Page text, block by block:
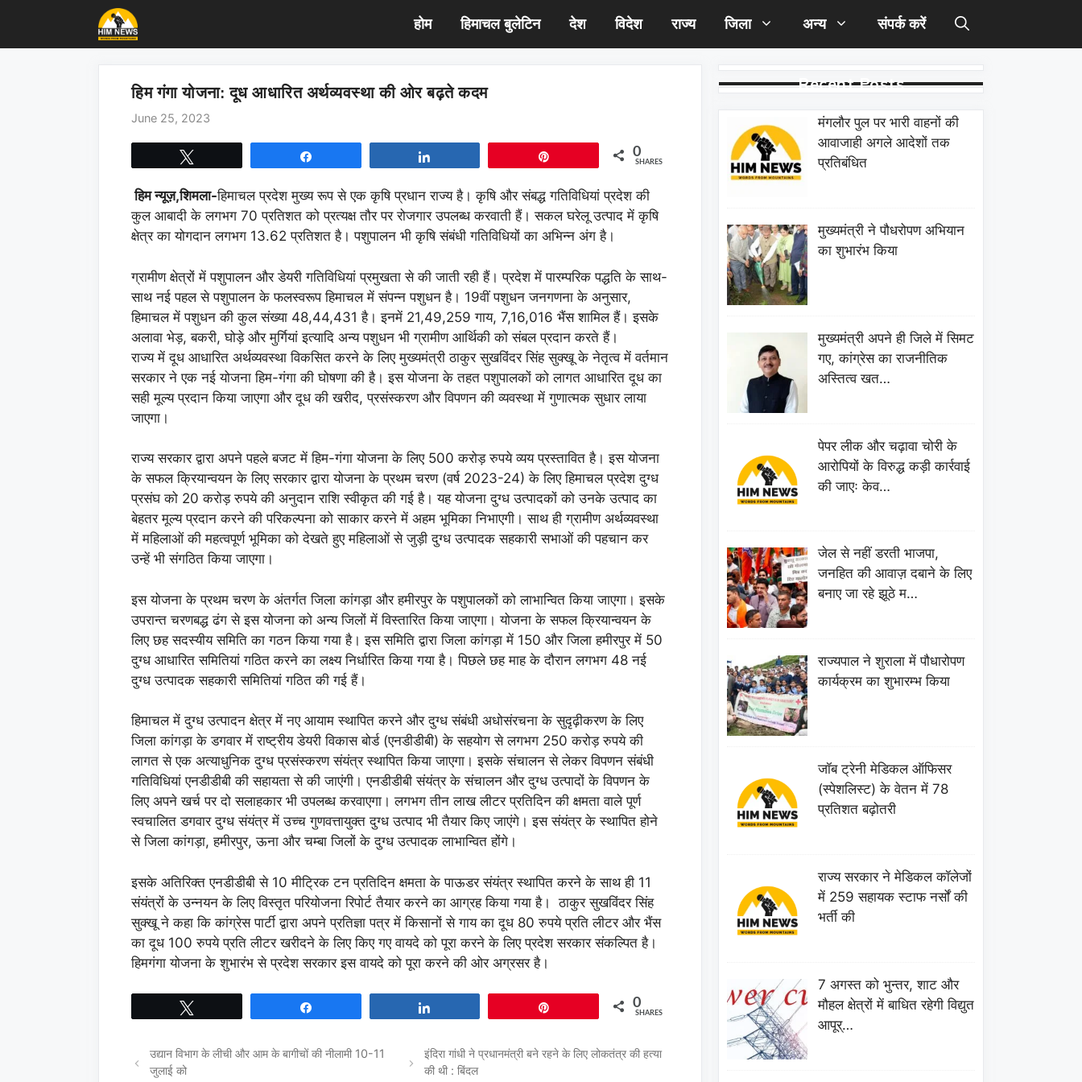
content
होम हिमाचल बुलेटिन देश विदेश राज्य जिला अन्य संपर्क करें
हिम गंगा योजना: दूध आधारित अर्थव्यवस्था की ओर बढ़ते कदम
June 25, 2023
0
SHARES
हिम न्यूज़,शिमला-हिमाचल प्रदेश मुख्य रूप से एक कृषि प्रधान राज्य है। कृषि और संबद्ध गतिविधियां प्रदेश की
कुल आबादी के लगभग 70 प्रतिशत को प्रत्यक्ष तौर पर रोजगार उपलब्ध करवाती हैं। सकल घरेलू उत्पाद में कृषि
क्षेत्र का योगदान लगभग 13.62 प्रतिशत है। पशुपालन भी कृषि संबंधी गतिविधियों का अभिन्न अंग है।
ग्रामीण क्षेत्रों में पशुपालन और डेयरी गतिविधियां प्रमुखता से की जाती रही हैं। प्रदेश में पारम्परिक पद्धति के साथ-
साथ नई पहल से पशुपालन के फलस्वरूप हिमाचल में संपन्न पशुधन है। 19वीं पशुधन जनगणना के अनुसार,
हिमाचल में पशुधन की कुल संख्या 48,44,431 है। इनमें 21,49,259 गाय, 7,16,016 भैंस शामिल हैं। इसके
अलावा भेड़, बकरी, घोड़े और मुर्गियां इत्यादि अन्य पशुधन भी ग्रामीण आर्थिकी को संबल प्रदान करते हैं।
राज्य में दूध आधारित अर्थव्यवस्था विकसित करने के लिए मुख्यमंत्री ठाकुर सुखविंदर सिंह सुक्खू के नेतृत्व में वर्तमान
सरकार ने एक नई योजना हिम-गंगा की घोषणा की है। इस योजना के तहत पशुपालकों को लागत आधारित दूध का
सही मूल्य प्रदान किया जाएगा और दूध की खरीद, प्रसंस्करण और विपणन की व्यवस्था में गुणात्मक सुधार लाया
जाएगा।
राज्य सरकार द्वारा अपने पहले बजट में हिम-गंगा योजना के लिए 500 करोड़ रुपये व्यय प्रस्तावित है। इस योजना
के सफल क्रियान्वयन के लिए सरकार द्वारा योजना के प्रथम चरण (वर्ष 2023-24) के लिए हिमाचल प्रदेश दुग्ध
प्रसंघ को 20 करोड़ रुपये की अनुदान राशि स्वीकृत की गई है। यह योजना दुग्ध उत्पादकों को उनके उत्पाद का
बेहतर मूल्य प्रदान करने की परिकल्पना को साकार करने में अहम भूमिका निभाएगी। साथ ही ग्रामीण अर्थव्यवस्था
में महिलाओं की महत्वपूर्ण भूमिका को देखते हुए महिलाओं से जुड़ी दुग्ध उत्पादक सहकारी सभाओं की पहचान कर
उन्हें भी संगठित किया जाएगा।
इस योजना के प्रथम चरण के अंतर्गत जिला कांगड़ा और हमीरपुर के पशुपालकों को लाभान्वित किया जाएगा। इसके
उपरान्त चरणबद्ध ढंग से इस योजना को अन्य जिलों में विस्तारित किया जाएगा। योजना के सफल क्रियान्वयन के
लिए छह सदस्यीय समिति का गठन किया गया है। इस समिति द्वारा जिला कांगड़ा में 150 और जिला हमीरपुर में 50
दुग्ध आधारित समितियां गठित करने का लक्ष्य निर्धारित किया गया है। पिछले छह माह के दौरान लगभग 48 नई
दुग्ध उत्पादक सहकारी समितियां गठित की गई हैं।
हिमाचल में दुग्ध उत्पादन क्षेत्र में नए आयाम स्थापित करने और दुग्ध संबंधी अधोसंरचना के सुदृढ़ीकरण के लिए
जिला कांगड़ा के डगवार में राष्ट्रीय डेयरी विकास बोर्ड (एनडीडीबी) के सहयोग से लगभग 250 करोड़ रुपये की
लागत से एक अत्याधुनिक दुग्ध प्रसंस्करण संयंत्र स्थापित किया जाएगा। इसके संचालन से लेकर विपणन संबंधी
गतिविधियां एनडीडीबी की सहायता से की जाएंगी। एनडीडीबी संयंत्र के संचालन और दुग्ध उत्पादों के विपणन के
लिए अपने खर्च पर दो सलाहकार भी उपलब्ध करवाएगा। लगभग तीन लाख लीटर प्रतिदिन की क्षमता वाले पूर्ण
स्वचालित डगवार दुग्ध संयंत्र में उच्च गुणवत्तायुक्त दुग्ध उत्पाद भी तैयार किए जाएंगे। इस संयंत्र के स्थापित होने
से जिला कांगड़ा, हमीरपुर, ऊना और चम्बा जिलों के दुग्ध उत्पादक लाभान्वित होंगे।
इसके अतिरिक्त एनडीडीबी से 10 मीट्रिक टन प्रतिदिन क्षमता के पाऊडर संयंत्र स्थापित करने के साथ ही 11
संयंत्रों के उन्नयन के लिए विस्तृत परियोजना रिपोर्ट तैयार करने का आग्रह किया गया है। ठाकुर सुखविंदर सिंह
सुक्खू ने कहा कि कांग्रेस पार्टी द्वारा अपने प्रतिज्ञा पत्र में किसानों से गाय का दूध 80 रुपये प्रति लीटर और भैंस
का दूध 100 रुपये प्रति लीटर खरीदने के लिए किए गए वायदे को पूरा करने के लिए प्रदेश सरकार संकल्पित है।
हिमगंगा योजना के शुभारंभ से प्रदेश सरकार इस वायदे को पूरा करने की ओर अग्रसर है।
0
SHARES
उद्यान विभाग के लीची और आम के बागीचों की नीलामी 10-11
जुलाई को
इंदिरा गांधी ने प्रधानमंत्री बने रहने के लिए लोकतंत्र की हत्या
की थी : बिंदल
Recent Posts
मंगलौर पुल पर भारी वाहनों की
आवाजाही अगले आदेशों तक
प्रतिबंधित
मुख्यमंत्री ने पौधरोपण अभियान
का शुभारंभ किया
मुख्यमंत्री अपने ही जिले में सिमट
गए, कांग्रेस का राजनीतिक
अस्तित्व खत…
पेपर लीक और चढ़ावा चोरी के
आरोपियों के विरुद्ध कड़ी कार्रवाई
की जाएः केव…
जेल से नहीं डरती भाजपा,
जनहित की आवाज़ दबाने के लिए
बनाए जा रहे झूठे म…
राज्यपाल ने शुराला में पौधारोपण
कार्यक्रम का शुभारम्भ किया
जॉब ट्रेनी मेडिकल ऑफिसर
(स्पेशलिस्ट) के वेतन में 78
प्रतिशत बढ़ोतरी
राज्य सरकार ने मेडिकल कॉलेजों
में 259 सहायक स्टाफ नर्सों की
भर्ती की
7 अगस्त को भुन्तर, शाट और
मौहल क्षेत्रों में बाधित रहेगी विद्युत
आपूर्…